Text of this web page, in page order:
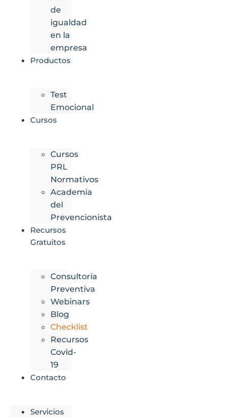
de
igualdad
en la
empresa
Productos
Test
Emocional
Cursos
Cursos
PRL
Normativos
Academia
del
Prevencionista
Recursos
Gratuitos
Consultoría
Preventiva
Webinars
Blog
Checklist
Recursos
Covid-
19
Contacto
Servicios